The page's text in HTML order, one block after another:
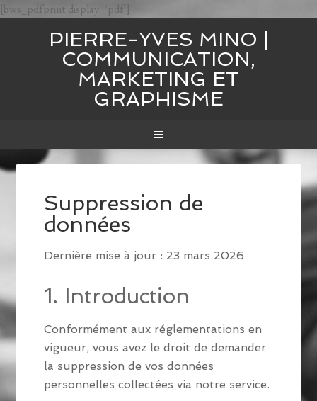
[bws_pdfprint display='pdf']
PIERRE-YVES MINO |
COMMUNICATION,
MARKETING ET
GRAPHISME
Suppression de
données
Dernière mise à jour : 23 mars 2026
1. Introduction
Conformément aux réglementations en
vigueur, vous avez le droit de demander
la suppression de vos données
personnelles collectées via notre service.